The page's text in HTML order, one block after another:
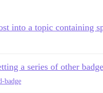
into a topic containing
a series of other
badge